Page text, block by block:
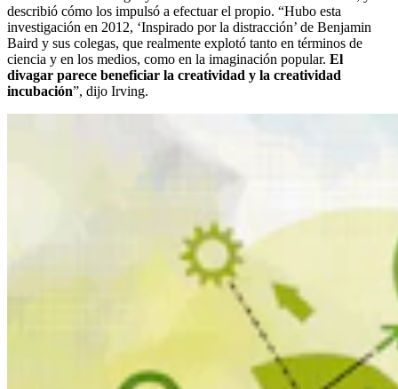
describió cómo los impulsó a efectuar el propio. “Hubo esta
investigación en 2012, ‘Inspirado por la distracción’ de Benjamin
Baird y sus colegas, que realmente explotó tanto en términos de
ciencia y en los medios, como en la imaginación popular. El
divagar parece beneficiar la creatividad y la creatividad
incubación”, dijo Irving.